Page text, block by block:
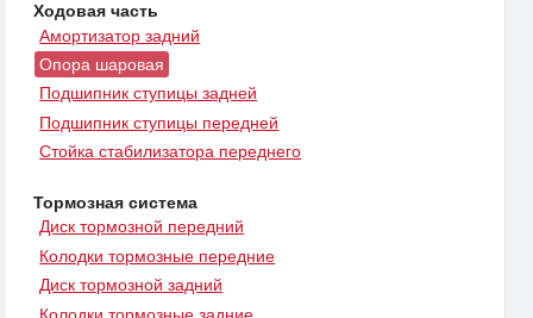
Ходовая часть
Амортизатор задний
Опора шаровая
Подшипник ступицы задней
Подшипник ступицы передней
Стойка стабилизатора переднего
Тормозная система
Диск тормозной передний
Колодки тормозные передние
Диск тормозной задний
Колодки тормозные задние